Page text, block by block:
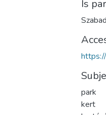
Is
park
kert